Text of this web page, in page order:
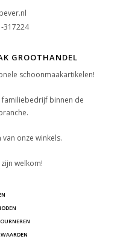
317224
GROOTHANDEL
schoonmaakartikelen!
familiebedrijf binnen de
onze winkels.
welkom!